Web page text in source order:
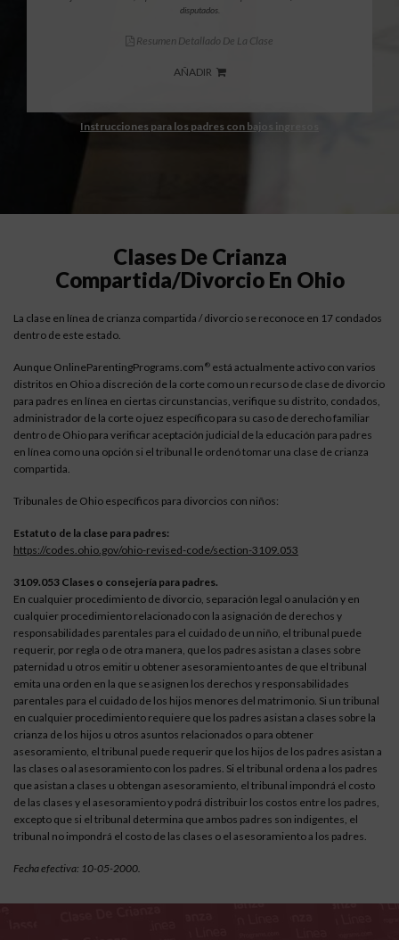
disputados.
Resumen Detallado De La Clase
AÑADIR
Instrucciones para los padres con bajos ingresos
Clases De Crianza
Compartida/divorcio En Ohio
La clase en línea de crianza compartida / divorcio se reconoce en 17 condados
dentro de este estado.
Aunque OnlineParentingPrograms.com ® está actualmente activo con varios
distritos en Ohio a discreción de la corte como un recurso de clase de divorcio
para padres en línea en ciertas circunstancias, verifique su distrito, condados,
administrador de la corte o juez específico para su caso de derecho familiar
dentro de Ohio para verificar aceptación judicial de la educación para padres
en línea como una opción si el tribunal le ordenó tomar una clase de crianza
compartida.
Tribunales de Ohio específicos para divorcios con niños:
Estatuto de la clase para padres:
https://codes.ohio.gov/ohio-revised-code/section-3109.053
3109.053 Clases o consejería para padres.
En cualquier procedimiento de divorcio, separación legal o anulación y en
cualquier procedimiento relacionado con la asignación de derechos y
responsabilidades parentales para el cuidado de un niño, el tribunal puede
requerir, por regla o de otra manera, que los padres asistan a clases sobre
paternidad u otros emitir u obtener asesoramiento antes de que el tribunal
emita una orden en la que se asignen los derechos y responsabilidades
parentales para el cuidado de los hijos menores del matrimonio. Si un tribunal
en cualquier procedimiento requiere que los padres asistan a clases sobre la
crianza de los hijos u otros asuntos relacionados o para obtener
asesoramiento, el tribunal puede requerir que los hijos de los padres asistan a
las clases o al asesoramiento con los padres. Si el tribunal ordena a los padres
que asistan a clases u obtengan asesoramiento, el tribunal impondrá el costo
de las clases y el asesoramiento y podrá distribuir los costos entre los padres,
excepto que si el tribunal determina que ambos padres son indigentes, el
tribunal no impondrá el costo de las clases o el asesoramiento a los padres.
Fecha efectiva: 10-05-2000.